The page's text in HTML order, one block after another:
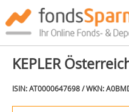
KEPLER
ISIN: AT0000647698 / WKN: